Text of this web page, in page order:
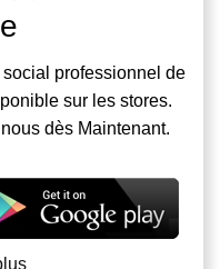
professionnel de
sur les stores.
dès Maintenant.